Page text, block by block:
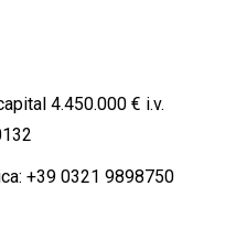
4.450.000 € i.v.
+39 0321 9898750